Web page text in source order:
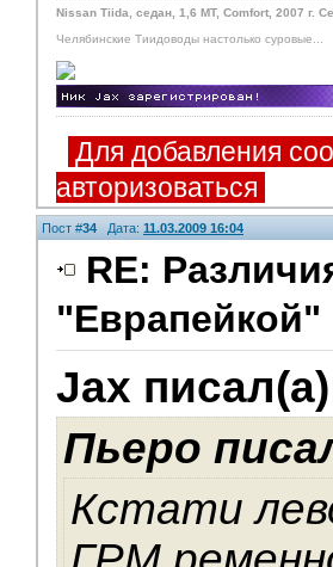
Nissan Tiida, седан, 1,6 MT, Comfort, 2007 г.
Челябинские Тиидоводы настолько суровые...
Для добавления
авторизоваться
Пост #34Дата: 11.03.2009 16:04
RE:
"Еврапейкой"
Jax
Пьеро
Кстати